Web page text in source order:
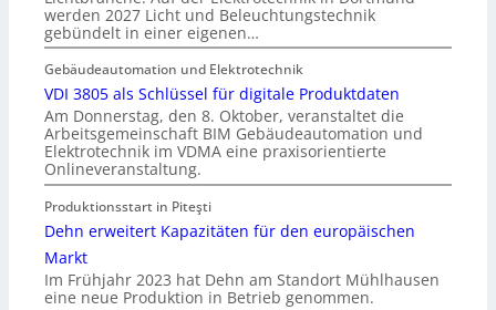
werden 2027 Licht und Beleuchtungstechnik
gebündelt in einer eigenen…
Gebäudeautomation und Elektrotechnik
VDI 3805 als Schlüssel für digitale Produktdaten
Am Donnerstag, den 8. Oktober, veranstaltet die
Arbeitsgemeinschaft BIM Gebäudeautomation und
Elektrotechnik im VDMA eine praxisorientierte
Onlineveranstaltung.
Produktionsstart in Piteşti
Dehn erweitert Kapazitäten für den europäischen
Markt
Im Frühjahr 2023 hat Dehn am Standort Mühlhausen
eine neue Produktion in Betrieb genommen.